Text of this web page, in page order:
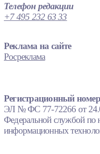
Телефон редакции
+7 495 232 63 33
Реклама на сайте
Росреклама
Регистрационный
ЭЛ № ФС 77-72266 от
Федеральной службой по
информационных